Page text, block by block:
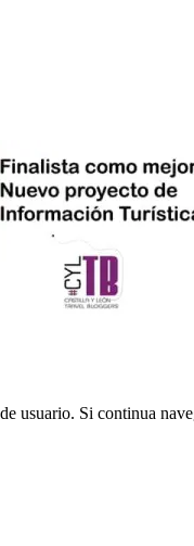
usuario. Si continua